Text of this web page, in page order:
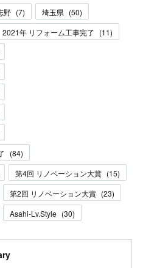
野 (7) 埼玉県 (50)
2021年 リフォーム工事完了 (11)
(84)
第4回 リノベーション大賞 (15)
第2回 リノベーション大賞 (23)
Asahi-Lv.Style (30)